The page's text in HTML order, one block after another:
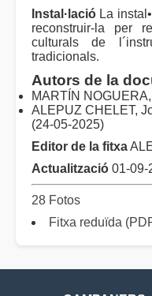
Instal·lació La
reconstruir-la per
culturals de
tradicionals.
Autors de la
MARTÍN
ALEPUZ CHELET,
(24-05-2025)
Editor de la fitxa
Actualització 01-09-
28 Fotos
Fitxa reduïda